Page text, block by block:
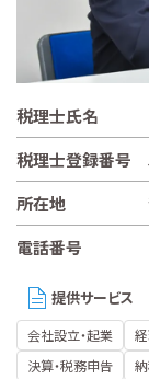
税理士氏名
税理士登録番号
所在地
電話番号
提供サービス
会社設立・起業
決算・税務申告